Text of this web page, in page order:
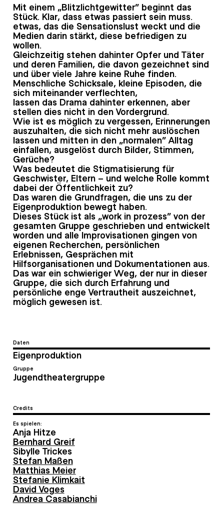
Mit einem „Blitzlichtgewitter“ beginnt das
Stück. Klar, dass etwas passiert sein muss.
etwas, das die Sensationslust weckt und die
Medien darin stärkt, diese befriedigen zu
wollen.
Gleichzeitig stehen dahinter Opfer und Täter
und deren Familien, die davon gezeichnet sind
und über viele Jahre keine Ruhe finden.
Menschliche Schicksale, kleine Episoden, die
sich miteinander verflechten,
lassen das Drama dahinter erkennen, aber
stellen dies nicht in den Vordergrund.
Wie ist es möglich zu vergessen, Erinnerungen
auszuhalten, die sich nicht mehr auslöschen
lassen und mitten in den „normalen“ Alltag
einfallen, ausgelöst durch Bilder, Stimmen,
Gerüche?
Was bedeutet die Stigmatisierung für
Geschwister, Eltern – und welche Rolle kommt
dabei der Öffentlichkeit zu?
Das waren die Grundfragen, die uns zu der
Eigenproduktion bewegt haben.
Dieses Stück ist als „work in prozess“ von der
gesamten Gruppe geschrieben und entwickelt
worden und alle Improvisationen gingen von
eigenen Recherchen, persönlichen
Erlebnissen, Gesprächen mit
Hilfsorganisationen und Dokumentationen aus.
Das war ein schwieriger Weg, der nur in dieser
Gruppe, die sich durch Erfahrung und
persönliche enge Vertrautheit auszeichnet,
möglich gewesen ist.
Daten
Eigenproduktion
Gruppe
Jugendtheatergruppe
Credits
Es spielen:
Anja Hitze
Bernhard Greif
Sibylle Trickes
Stefan Maßen
Matthias Meier
Stefanie Klimkait
David Voges
Andrea Casabianchi